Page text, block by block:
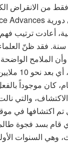
أعادت
قبل 66 مليون سنة.
وأن الملامح
بداية
كان موجوداً
والتي
تم اكتشافها في
قام بسد فجوة
وهي السنوات